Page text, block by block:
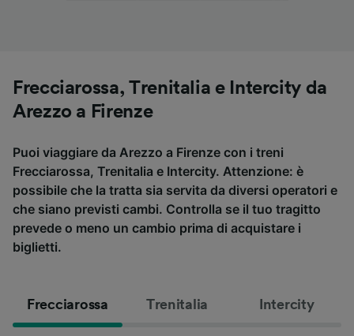
Frecciarossa, Trenitalia e Intercity da
Arezzo a Firenze
Puoi viaggiare da Arezzo a Firenze con i treni
Frecciarossa, Trenitalia e Intercity. Attenzione: è
possibile che la tratta sia servita da diversi operatori e
che siano previsti cambi. Controlla se il tuo tragitto
prevede o meno un cambio prima di acquistare i
biglietti.
Frecciarossa Trenitalia Intercity